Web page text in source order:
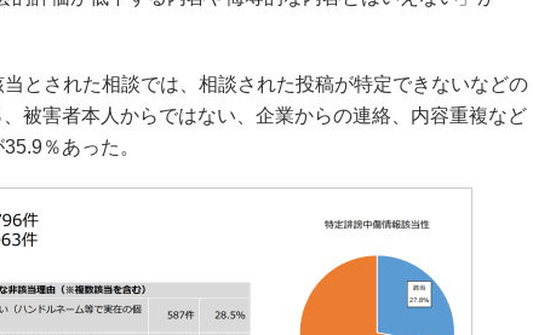
とされた相談では、相談された投稿が特定できないなどの
、被害者本人からではない、企業からの連絡、内容重複など
％あった。